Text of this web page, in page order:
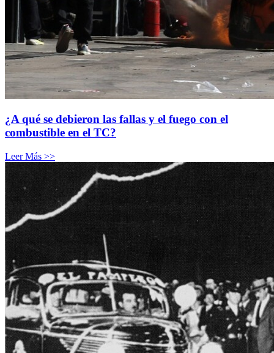
¿A qué se debieron las fallas y el fuego con el
combustible en el TC?
Leer Más >>